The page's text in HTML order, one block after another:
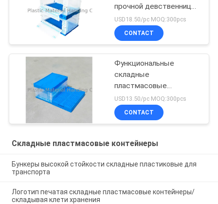
прочной девственницы
складная обе стороны
USD18.50/pc MOQ:300pcs
CONTACT
Функциональные
складные
пластмасовые
контейнеры для удара
транспорта -
сопротивления
USD13.50/pc MOQ:300pcs
CONTACT
Складные пластмасовые контейнеры
Бункеры высокой стойкости складные пластиковые для
транспорта
Логотип печатая складные пластмасовые контейнеры/
складывая клети хранения